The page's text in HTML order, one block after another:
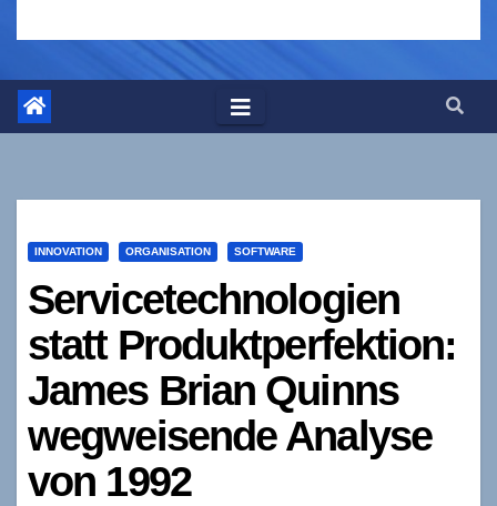
INNOVATION ORGANISATION SOFTWARE
Servicetechnologien
statt Produktperfektion:
James Brian Quinns
wegweisende Analyse
von 1992